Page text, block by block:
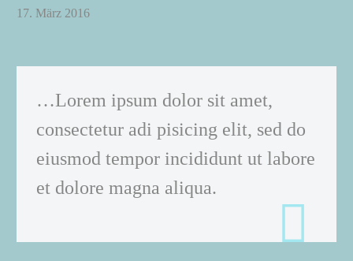
17. März 2016
…Lorem ipsum dolor sit amet,
consectetur adi pisicing elit, sed do
eiusmod tempor incididunt ut labore
et dolore magna aliqua.